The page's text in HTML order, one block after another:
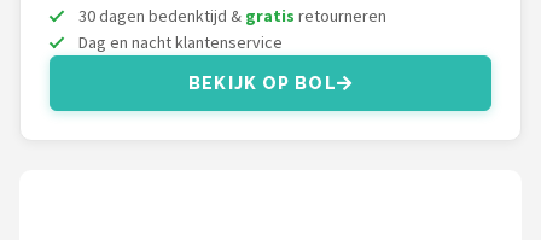
Balvi30 dagen bedenktijd & gratis retourneren
Dag en nacht klantenservice
BEKIJK OP BOL